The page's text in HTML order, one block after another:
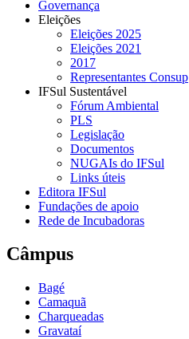
Governança
Eleições
Eleições 2025
Eleições 2021
2017
Representantes Consup
IFSul Sustentável
Fórum Ambiental
PLS
Legislação
Documentos
NUGAIs do IFSul
Links úteis
Editora IFSul
Fundações de apoio
Rede de Incubadoras
Câmpus
Bagé
Camaquã
Charqueadas
Gravataí